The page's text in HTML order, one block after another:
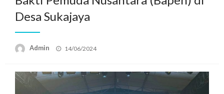
Desa Sukajaya
Admin
Posted
14/06/2024